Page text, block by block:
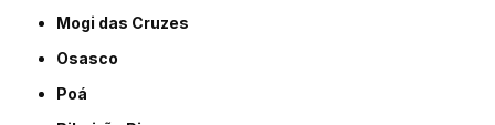
Mogi das Cruzes
Osasco
Poá